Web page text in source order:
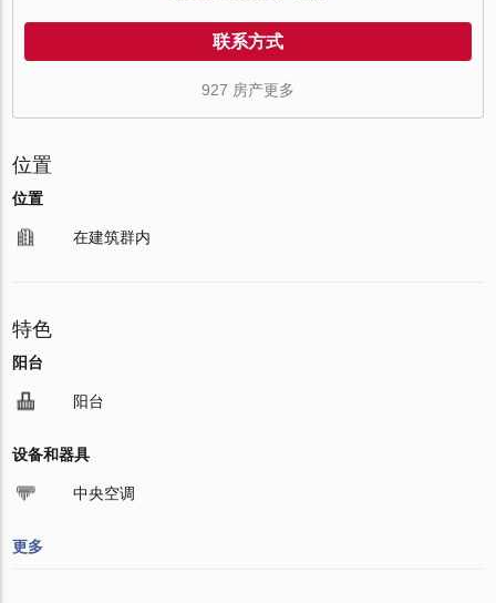
联系方式
927 房产更多
位置
位置
在建筑群内
特色
阳台
阳台
设备和器具
中央空调
更多